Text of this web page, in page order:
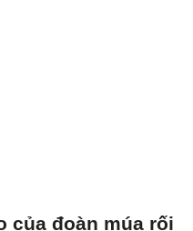
của đoàn múa rối